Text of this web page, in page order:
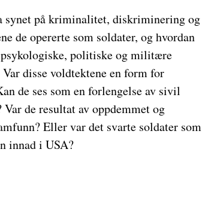
synet på kriminalitet, diskriminering og
de opererte som soldater, og hvordan
politiske og militære
disse voldtektene en form for
de ses som en forlengelse av sivil
de resultat av oppdemmet og
Eller var det svarte soldater som
innad i USA?